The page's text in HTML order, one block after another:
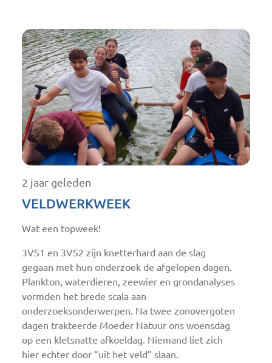
2 jaar geleden
VELDWERKWEEK
Wat een topweek!
3VS1 en 3VS2 zijn knetterhard aan de slag
gegaan met hun onderzoek de afgelopen dagen.
Plankton, waterdieren, zeewier en grondanalyses
vormden het brede scala aan
onderzoeksonderwerpen. Na twee zonovergoten
dagen trakteerde Moeder Natuur ons woensdag
op een kletsnatte afkoeldag. Niemand liet zich
hier echter door “uit het veld” slaan.